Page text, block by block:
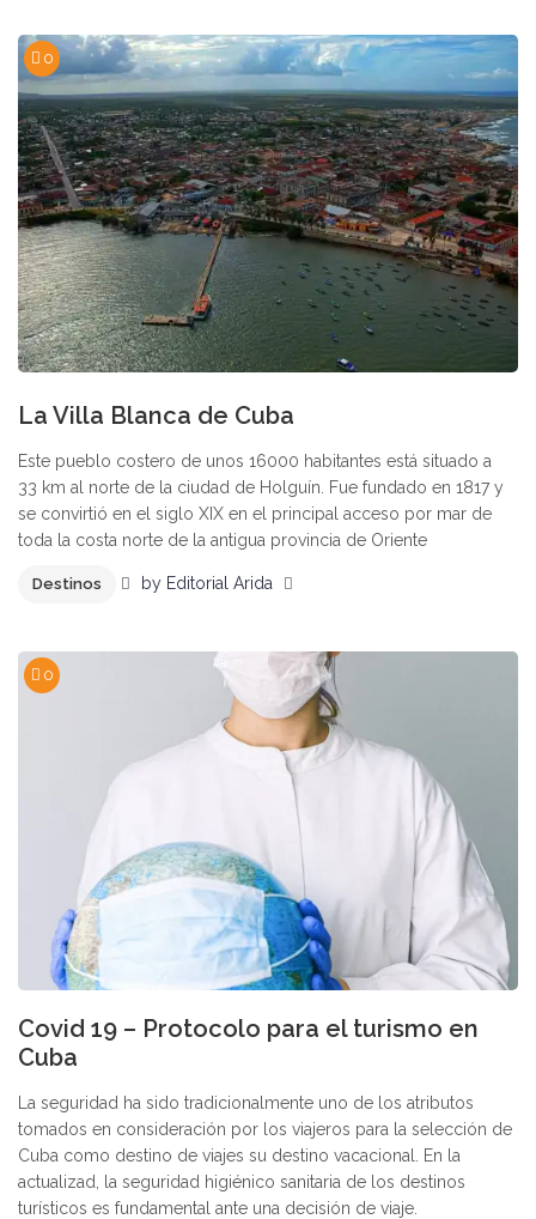
0
La Villa Blanca de Cuba
Este pueblo costero de unos 16000 habitantes está situado a
33 km al norte de la ciudad de Holguín. Fue fundado en 1817 y
se convirtió en el siglo XIX en el principal acceso por mar de
toda la costa norte de la antigua provincia de Oriente
Destinos by Editorial Arida
0
Covid 19 – Protocolo para el turismo en
Cuba
La seguridad ha sido tradicionalmente uno de los atributos
tomados en consideración por los viajeros para la selección de
Cuba como destino de viajes su destino vacacional. En la
actualizad, la seguridad higiénico sanitaria de los destinos
turísticos es fundamental ante una decisión de viaje.